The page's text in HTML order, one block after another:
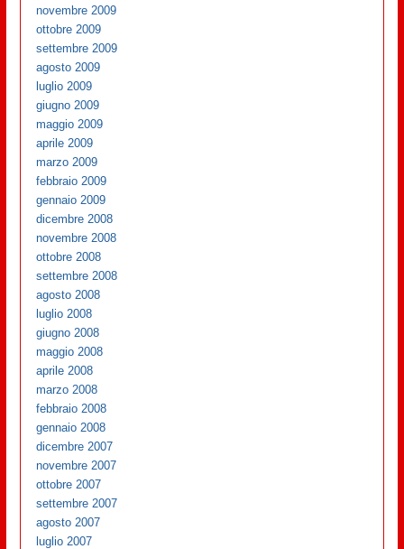
novembre 2009
ottobre 2009
settembre 2009
agosto 2009
luglio 2009
giugno 2009
maggio 2009
aprile 2009
marzo 2009
febbraio 2009
gennaio 2009
dicembre 2008
novembre 2008
ottobre 2008
settembre 2008
agosto 2008
luglio 2008
giugno 2008
maggio 2008
aprile 2008
marzo 2008
febbraio 2008
gennaio 2008
dicembre 2007
novembre 2007
ottobre 2007
settembre 2007
agosto 2007
luglio 2007